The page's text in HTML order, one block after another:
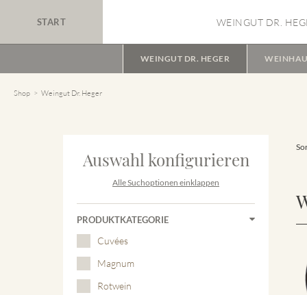
START WEINGUT DR.
WEINGUT DR. HEGER
Shop Weingut Dr. Heger
Auswahl konfigurieren
Alle Suchoptionen einklappen
PRODUKTKATEGORIE
Cuvées
Magnum
Rotwein